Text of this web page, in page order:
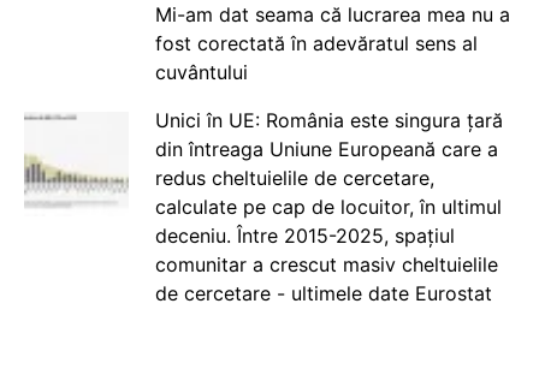
Mi-am dat seama că lucrarea mea nu a
fost corectată în adevăratul sens al
cuvântului
Unici în UE: România este singura țară
din întreaga Uniune Europeană care a
redus cheltuielile de cercetare,
calculate pe cap de locuitor, în ultimul
deceniu. Între 2015-2025, spațiul
comunitar a crescut masiv cheltuielile
de cercetare - ultimele date Eurostat